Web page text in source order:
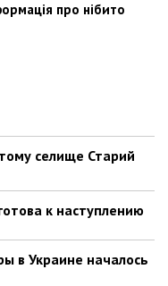
про нібито
селище Старий
к наступлению
в Украине началось